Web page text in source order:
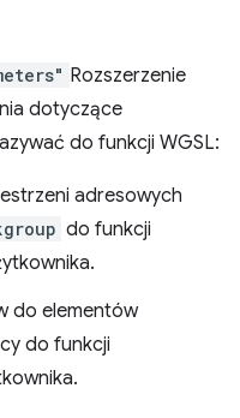
Rozszerzenie
dotyczące
do funkcji WGSL:
adresowych
do funkcji
do elementów
do funkcji